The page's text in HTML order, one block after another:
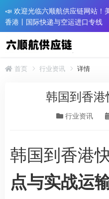
📣 欢迎光临六顺航供应链网站！
香港丨国际快递与空运进口专线
首页 行业资讯 详情
韩国到香
行业资讯
韩国到香港
点与实战运